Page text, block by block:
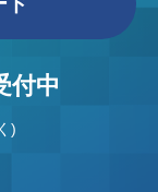
付中
)